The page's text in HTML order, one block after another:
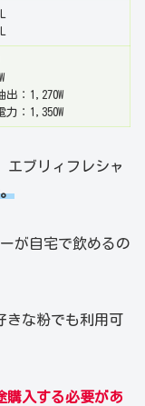
出：1,270W
力：1,350W
エブリィフレシャ
が自宅で飲めるの
きな粉でも利用可
購入する必要があ